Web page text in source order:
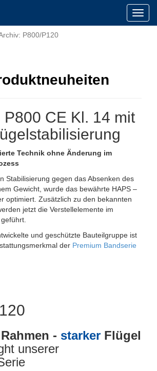
P800/P120
CE Kl. 14 mit
Technik ohne Änderung im
Stabilisierung gegen das Absenken des
Gewicht, wurde das bewährte HAPS –
optimiert. Zusätzlich zu den bekannten
jetzt die Verstellelemente im
und geschützte Bauteilgruppe ist
der Premium Bandserie
- starker Flügel
unserer